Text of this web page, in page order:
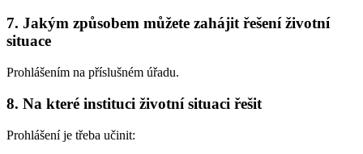
7. Jakým způsobem můžete zahájit řešení životní
situace
Prohlášením na příslušném úřadu.
8. Na které instituci životní situaci řešit
Prohlášení je třeba učinit: